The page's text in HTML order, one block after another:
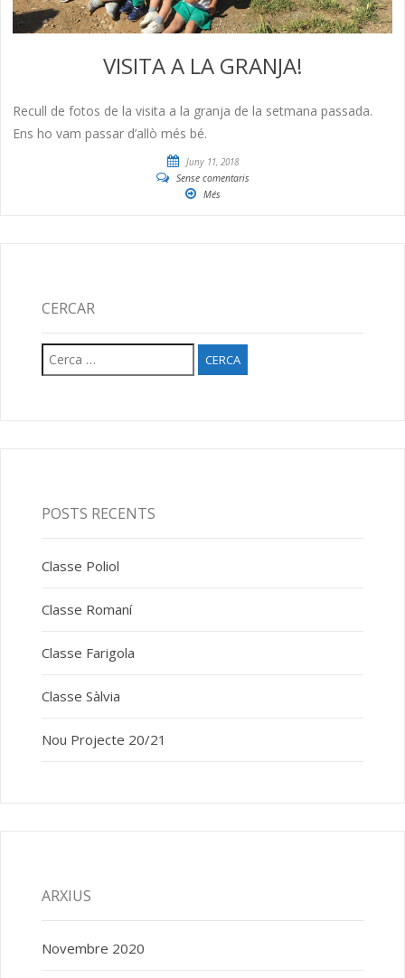
VISITA A LA GRANJA!
Recull de fotos de la visita a la granja de la setmana passada.
Ens ho vam passar d’allò més bé.
Juny 11, 2018
Sense comentaris
Més
CERCAR
Cerca:
POSTS RECENTS
Classe Poliol
Classe Romaní
Classe Farigola
Classe Sàlvia
Nou Projecte 20/21
ARXIUS
Novembre 2020